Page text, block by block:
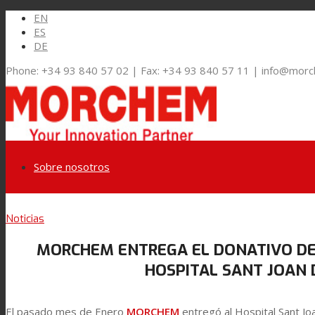
EN
ES
DE
Phone: +34 93 840 57 02 | Fax: +34 93 840 57 11 |
Link to Youtube
Link to Mail
Sobre nosotros
Mercados y Soluciones
Noticias
MORCHEM ENTREGA EL DONATIVO
HOSPITAL SANT JOAN
El pasado mes de Enero MORCHEM entregó al Hospital Sant